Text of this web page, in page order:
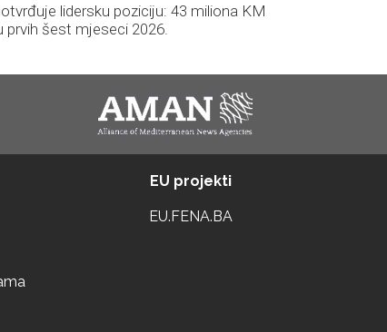
lidersku poziciju: 43 miliona KM
prvih šest mjeseci 2026.
EU projekti
EU.FENA.BA